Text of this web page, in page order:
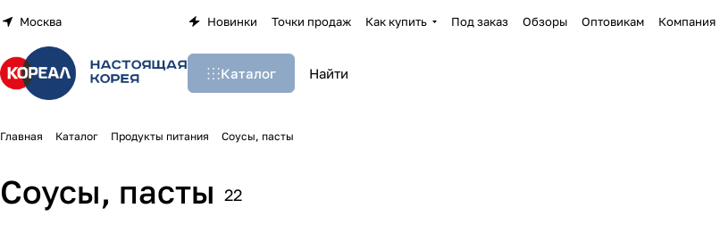
Москва Новинки Точки продаж Как купить Под заказ Обзоры Оптовикам Компания
Каталог
Главная Каталог Продукты питания Соусы, пасты
Соусы, пасты 22